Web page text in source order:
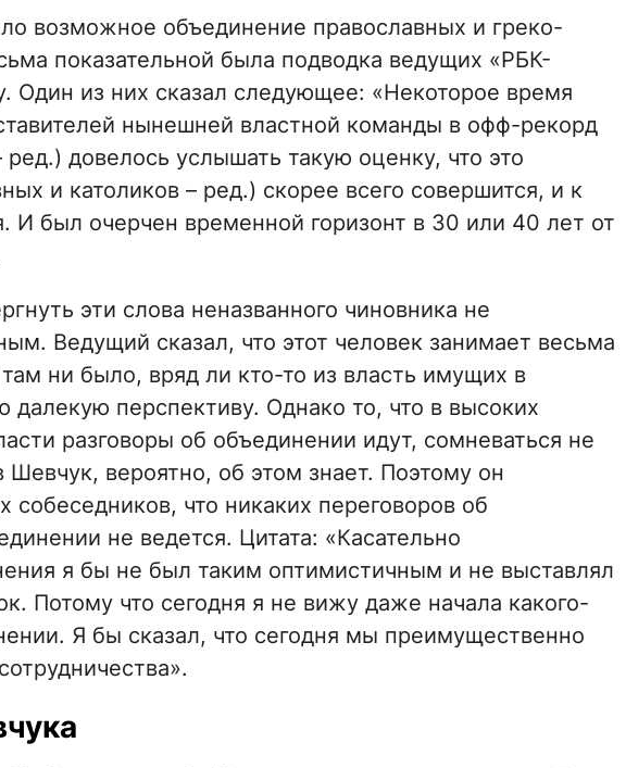
возможное объединение православных и греко-
показательной была подводка ведущих «РБК-
Один из них сказал следующее: «Некоторое время
нынешней властной команды в офф-рекорд
довелось услышать такую оценку, что это
и католиков – ред.) скорее всего совершится, и к
И был очерчен временной горизонт в 30 или 40 лет от
эти слова неназванного чиновника не
Ведущий сказал, что этот человек занимает весьма
ни было, вряд ли кто-то из власть имущих в
далекую перспективу. Однако то, что в высоких
разговоры об объединении идут, сомневаться не
Шевчук, вероятно, об этом знает. Поэтому он
собеседников, что никаких переговоров об
не ведется. Цитата: «Касательно
я бы не был таким оптимистичным и не выставлял
Потому что сегодня я не вижу даже начала какого-
Я бы сказал, что сегодня мы преимущественно